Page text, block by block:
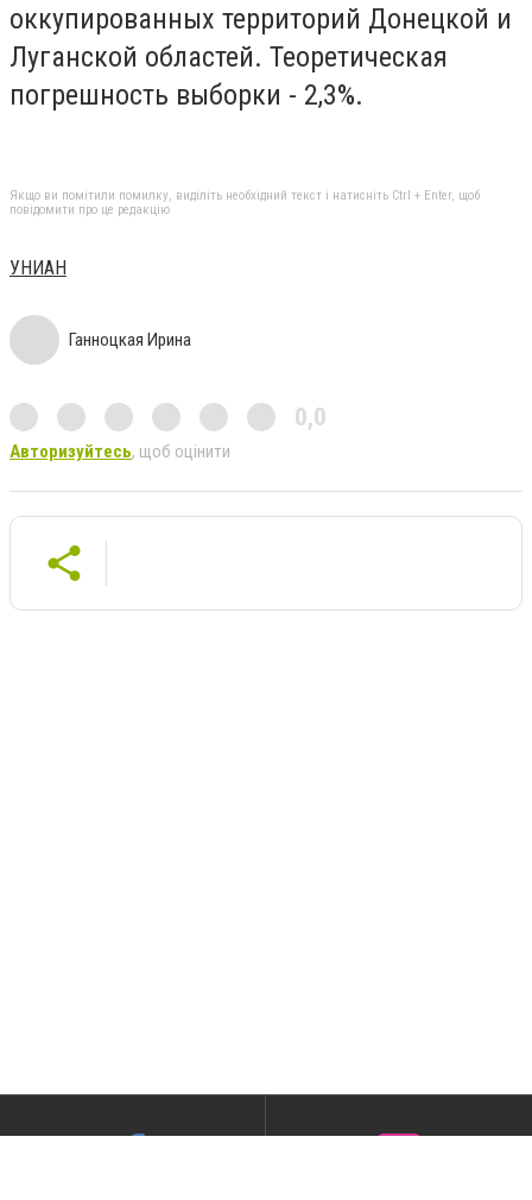
оккупированных территорий Донецкой и
Луганской областей. Теоретическая
погрешность выборки - 2,3%.
Якщо ви помітили помилку, виділіть необхідний текст і натисніть Ctrl + Enter, щоб
повідомити про це редакцію
УНИАН
Ганноцкая Ирина
0,0
Авторизуйтесь, щоб оцінити